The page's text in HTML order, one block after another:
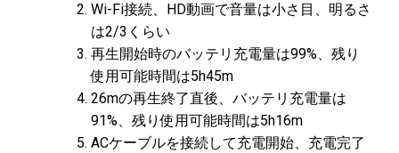
Wi-Fi接続、HD動画で音量は小さ目、明るさ
は2/3くらい
再生開始時のバッテリ充電量は99%、残り
使用可能時間は5h45m
26mの再生終了直後、バッテリ充電量は
91%、残り使用可能時間は5h16m
ACケーブルを接続して充電開始、充電完了